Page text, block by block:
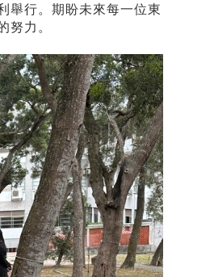
舉行。期盼未來每一位東
力。